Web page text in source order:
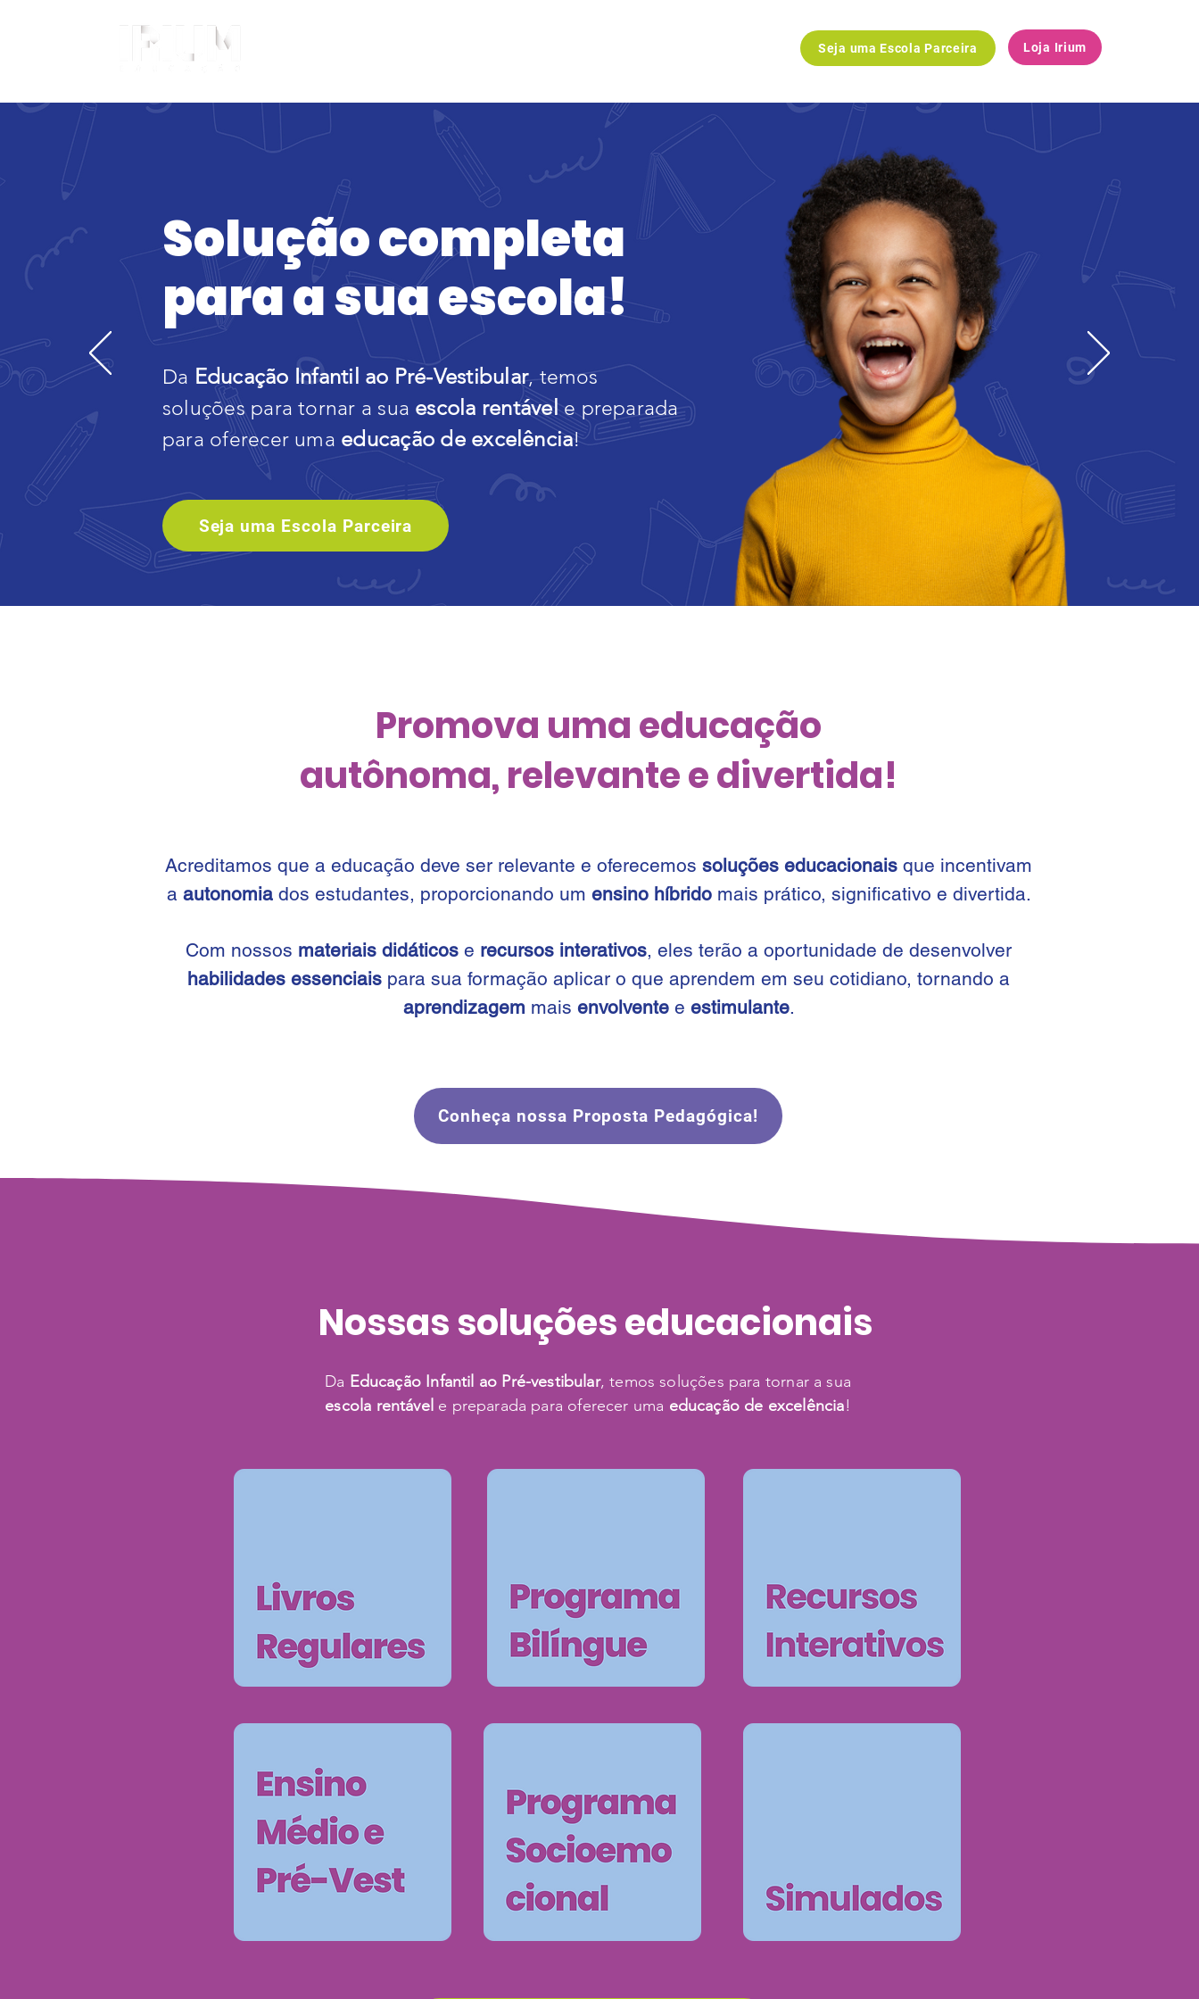
Seja uma Escola Parceira Loja Irium
Solução completa
para a sua escola!
Da Educação Infantil ao Pré-Vestibular, temos
soluções para tornar a sua escola rentávele preparada
para oferecer uma educação de excelência!
Seja uma Escola Parceira
Promova uma educação
autônoma, relevante e divertida!
Acreditamos que a educação deve ser relevante e oferecemos soluções educacionais que incentivam
a autonomiados estudantes, proporcionando um ensino híbridomais prático, significativo e divertida.
Com nossos materiais didáticos e recursos interativos, eles terão a oportunidade de desenvolver
habilidades essenciais para sua formação aplicar o que aprendem em seu cotidiano, tornando a
aprendizagem mais envolvente e estimulante.
Conheça nossa Proposta Pedagógica!
Nossas soluções educacionais
Da Educação Infantil ao Pré-vestibular, temos soluções para tornar a sua
escola rentável e preparada para oferecer uma educação de excelência!